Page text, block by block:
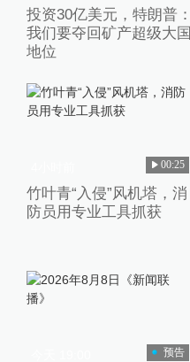
投资30亿美元，特朗普：
我们要夺回矿产超级大国
地位
00:25
竹叶青“入侵”风机塔，消
防员用专业工具抓获
预告